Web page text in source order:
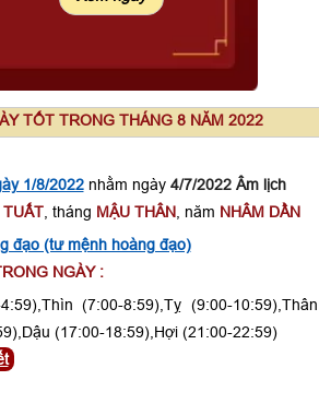
TỐT TRONG THÁNG 8 NĂM 2022
1/8/2022nhằm ngày 4/7/2022 Âm lịch
TUẤT, tháng MẬU THÂN, năm NHÂM DẦN
đạo (tư mệnh hoàng đạo)
NGÀY :
(7:00-8:59),Tỵ (9:00-10:59),Thân
(17:00-18:59),Hợi (21:00-22:59)